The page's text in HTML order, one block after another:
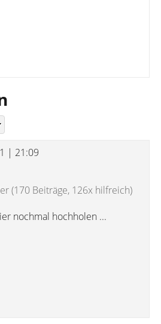
| 21:09
(170 Beiträge, 126x hilfreich)
nochmal hochholen ...